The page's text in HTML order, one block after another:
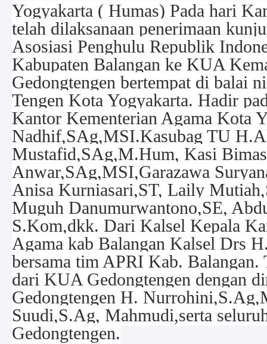
Yogyakarta ( Humas) Pada hari
telah dilaksanaan penerimaan
Asosiasi Penghulu Republik
Kabupaten Balangan ke KUA
Gedongtengen bertempat di balai
Tengen Kota Yogyakarta. Hadir
Kantor Kementerian Agama Kota
Nadhif,SAg,MSI.Kasubag TU
Mustafid,SAg,M.Hum, Kasi
Anwar,SAg,MSI,Garazawa
Anisa Kurniasari,ST, Laily
Muguh Danumurwantono,SE,
S.Kom,dkk. Dari Kalsel Kepala
Agama kab Balangan Kalsel Drs
bersama tim APRI Kab. Balangan.
dari KUA Gedongtengen dengan
Gedongtengen H.
Suudi,S.Ag, Mahmudi,serta
Gedongtengen.